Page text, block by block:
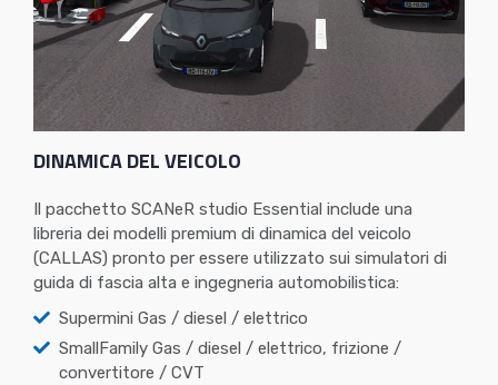
DINAMICA DEL VEICOLO
Il pacchetto SCANeR studio Essential include una
libreria dei modelli premium di dinamica del veicolo
(CALLAS) pronto per essere utilizzato sui simulatori di
guida di fascia alta e ingegneria automobilistica:
Supermini Gas / diesel / elettrico
SmallFamily Gas / diesel / elettrico, frizione /
convertitore / CVT